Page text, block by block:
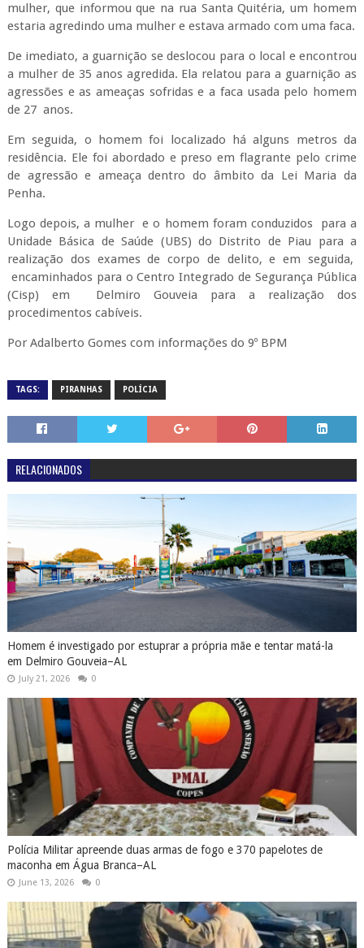
mulher, que informou que na rua Santa Quitéria, um homem
estaria agredindo uma mulher e estava armado com uma faca.
De imediato, a guarnição se deslocou para o local e encontrou
a mulher de 35 anos agredida. Ela relatou para a guarnição as
agressões e as ameaças sofridas e a faca usada pelo homem
de 27 anos.
Em seguida, o homem foi localizado há alguns metros da
residência. Ele foi abordado e preso em flagrante pelo crime
de agressão e ameaça dentro do âmbito da Lei Maria da
Penha.
Logo depois, a mulher e o homem foram conduzidos para a
Unidade Básica de Saúde (UBS) do Distrito de Piau para a
realização dos exames de corpo de delito, e em seguida,
encaminhados para o Centro Integrado de Segurança Pública
(Cisp) em Delmiro Gouveia para a realização dos
procedimentos cabíveis.
Por Adalberto Gomes com informações do 9º BPM
TAGS: PIRANHAS POLÍCIA
RELACIONADOS
Homem é investigado por estuprar a própria mãe e tentar matá-la
em Delmiro Gouveia–AL
July 21, 2026 0
Polícia Militar apreende duas armas de fogo e 370 papelotes de
maconha em Água Branca–AL
June 13, 2026 0